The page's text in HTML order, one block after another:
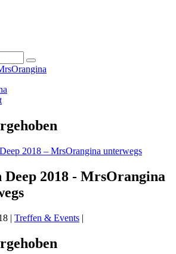
Deep 2018 - MrsOrangina
| Treffen & Events |